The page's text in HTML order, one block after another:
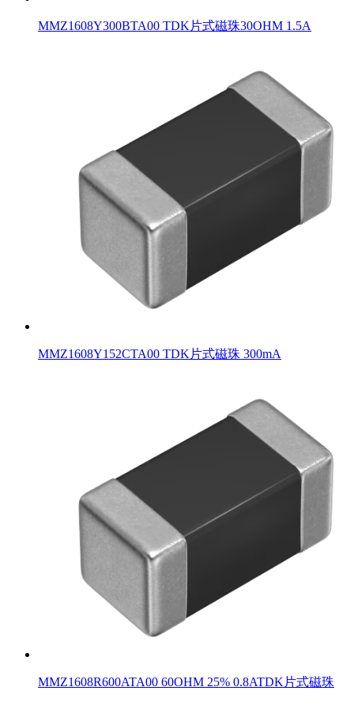
MMZ1608Y300BTA00 TDK片式磁珠30OHM 1.5A
MMZ1608Y152CTA00 TDK片式磁珠 300mA
MMZ1608R600ATA00 60OHM 25% 0.8ATDK片式磁珠